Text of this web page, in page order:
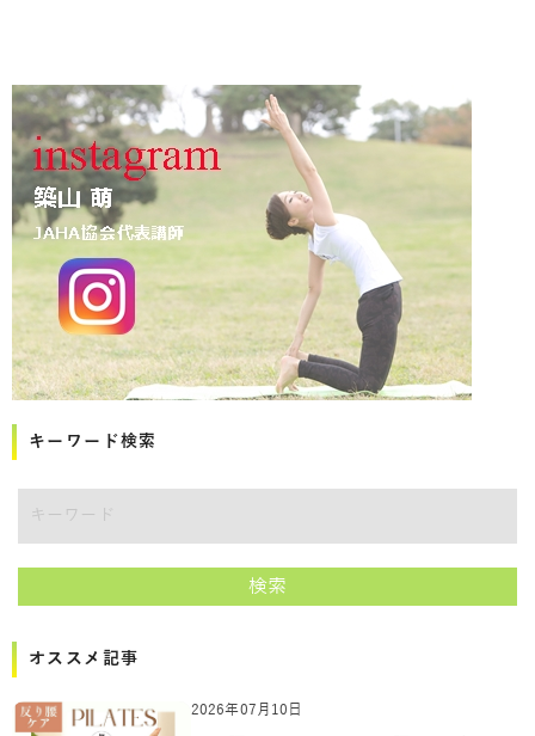
キーワード検索
検索
オススメ記事
2026年07月10日